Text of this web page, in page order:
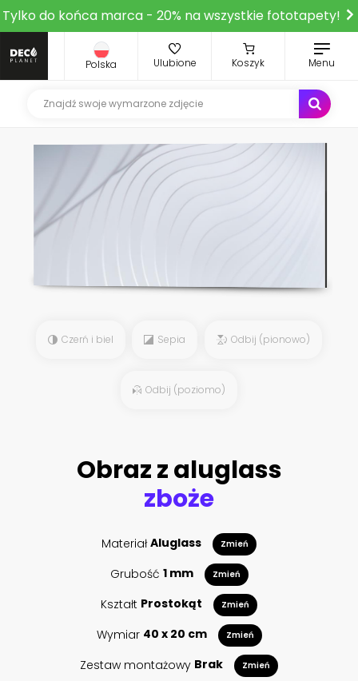
Tylko do końca marca - 20% na wszystkie fototapety!
Polska Ulubione Koszyk Menu
Czerń i biel Sepia Odbij (pionowo)
Odbij (poziomo)
Obraz z aluglass
zboże
MateriałAluglass Zmień
Grubość 1 mm Zmień
Kształt Prostokąt Zmień
Wymiar 40 x 20 cm Zmień
Zestaw montażowy Brak Zmień